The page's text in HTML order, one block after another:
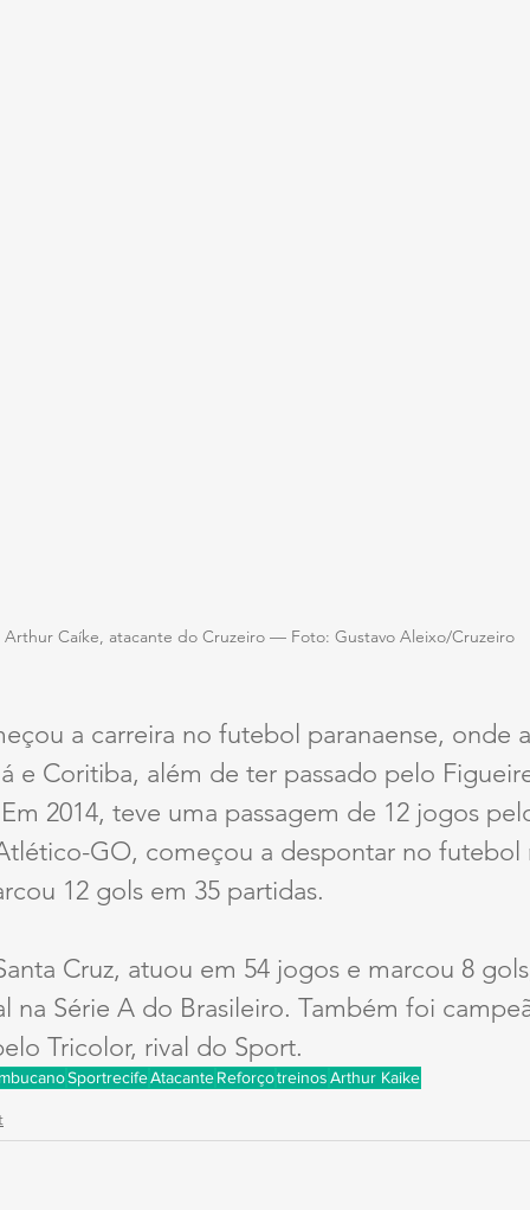
Arthur Caíke, atacante do Cruzeiro — Foto: Gustavo Aleixo/Cruzeiro
a carreira no futebol paranaense, onde
e Coritiba, além de ter passado pelo
2014, teve uma passagem de 12 jogos
GO, começou a despontar no futebol
12 gols em 35 partidas.
Cruz, atuou em 54 jogos e marcou 8
na Série A do Brasileiro. Também foi
Tricolor, rival do Sport.
SportrecifeAtacanteReforçotreinosArthur Kaike